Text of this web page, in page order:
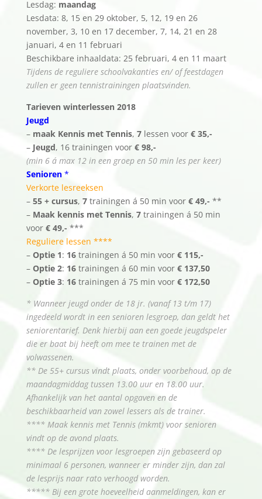
Lesdag: maandag
Lesdata: 8, 15 en 29 oktober, 5, 12, 19 en 26
november, 3, 10 en 17 december, 7, 14, 21 en 28
januari, 4 en 11 februari
Beschikbare inhaaldata: 25 februari, 4 en 11 maart
Tijdens de reguliere schoolvakanties en/ of feestdagen
zullen er geen tennistrainingen plaatsvinden.
Tarieven winterlessen 2018
Jeugd
– maak Kennis met Tennis, 7lessen voor € 35,-
– Jeugd, 16 trainingen voor € 98,-
(min 6 á max 12 in een groep en 50 min les per keer)
Senioren*
Verkorte lesreeksen
–55 + cursus, 7trainingen á 50 min voor € 49,- **
– Maak kennis met Tennis, 7trainingen á 50 min
voor € 49,- ***
Reguliere lessen ****
– Optie 1: 16trainingen á 50 min voor € 115,-
– Optie 2: 16trainingen á 60 min voor € 137,50
– Optie 3: 16trainingen á 75 min voor € 172,50
* Wanneer jeugd onder de 18 jr. (vanaf 13 t/m 17)
ingedeeld wordt in een senioren lesgroep, dan geldt het
seniorentarief. Denk hierbij aan een goede jeugdspeler
die er baat bij heeft om mee te trainen met de
volwassenen.
** De 55+ cursus vindt plaats, onder voorbehoud, op de
maandagmiddag tussen 13.00 uur en 18.00 uur.
Afhankelijk van het aantal opgaven en de
beschikbaarheid van zowel lessers als de trainer.
**** Maak kennis met Tennis (mkmt) voor senioren
vindt op de avond plaats.
**** De lesprijzen voor lesgroepen zijn gebaseerd op
minimaal 6 personen, wanneer er minder zijn, dan zal
de lesprijs naar rato verhoogd worden.
***** Bij een grote hoeveelheid aanmeldingen, kan er